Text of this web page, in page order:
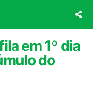
em 1º dia
do